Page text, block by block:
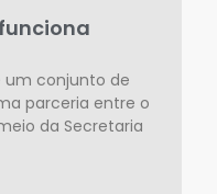
um conjunto de
parceria entre o
da Secretaria